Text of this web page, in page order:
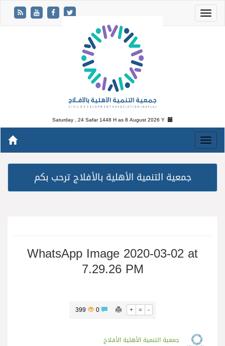
Saturday , 24 Safar 1448 H as8 August 2026 Y
جمعية التنمية الأهلية بالأفلاج ترحب بكم
WhatsApp Image 2020-03-02 at
7.29.26 PM
+ = -
399
جمعية التنمية الأهلية الأفلاج